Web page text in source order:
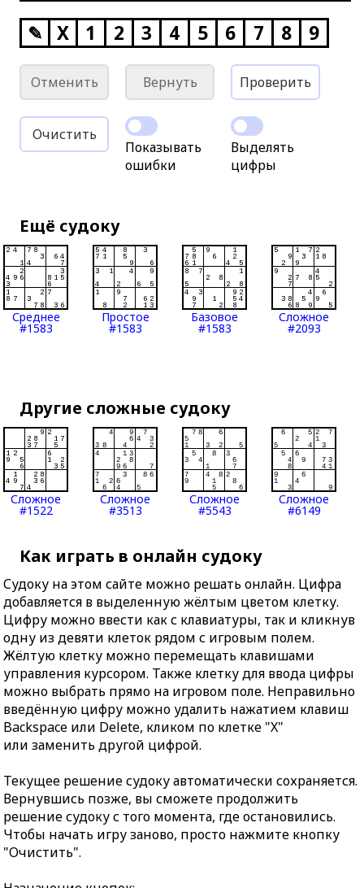
✎ X 1 2 3 4 5 6 7 8 9
Отменить Вернуть Проверить
Очистить
Показывать
ошибки
Выделять
цифры
Ещё судоку
Среднее
#1583
Простое
#1583
Базовое
#1583
Сложное
#2093
Другие сложные судоку
Сложное
#1522
Сложное
#3513
Сложное
#5543
Сложное
#6149
Как играть в онлайн судоку
Судоку на этом сайте можно решать онлайн. Цифра
добавляется в выделенную жёлтым цветом клетку.
Цифру можно ввести как с клавиатуры, так и кликнув
одну из девяти клеток рядом с игровым полем.
Жёлтую клетку можно перемещать клавишами
управления курсором. Также клетку для ввода цифры
можно выбрать прямо на игровом поле. Неправильно
введённую цифру можно удалить нажатием клавиш
Backspace или Delete, кликом по клетке "X"
или заменить другой цифрой.
Текущее решение судоку автоматически сохраняется.
Вернувшись позже, вы сможете продолжить
решение судоку с того момента, где остановились.
Чтобы начать игру заново, просто нажмите кнопку
"Очистить".